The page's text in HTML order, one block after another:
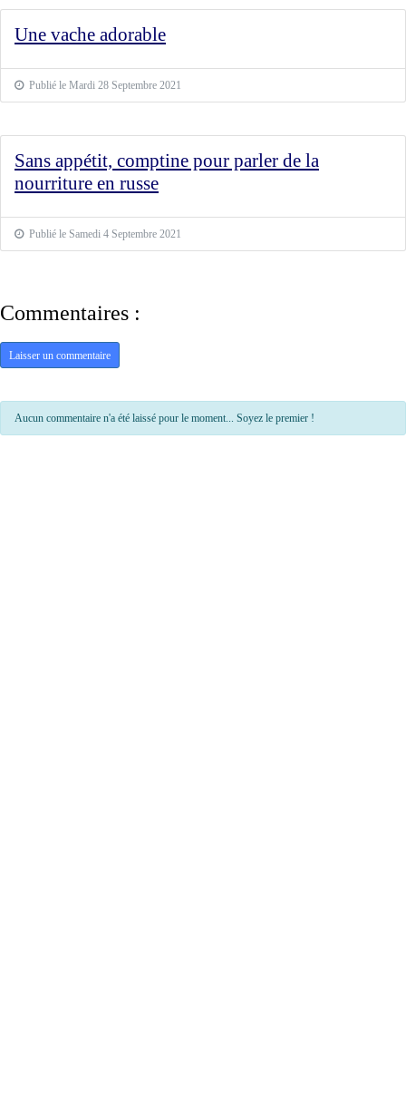
Une vache adorable
Publié le Mardi 28 Septembre 2021
Sans appétit, comptine pour parler de la
nourriture en russe
Publié le Samedi 4 Septembre 2021
Commentaires :
Laisser un commentaire
Aucun commentaire n'a été laissé pour le moment... Soyez le premier !